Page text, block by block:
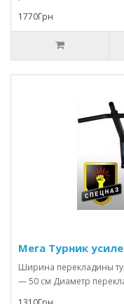
1770Грн
Мега Турник
Ширина перекладины
— 50 см Диаметр